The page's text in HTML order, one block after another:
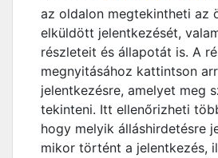
az oldalon megtekintheti az
elküldött jelentkezését,
részleteit és állapotát is. A
megnyitásához kattintson
jelentkezésre, amelyet meg
tekinteni. Itt ellenőrizheti
hogy melyik álláshirdetésre
mikor történt a jelentkezés,